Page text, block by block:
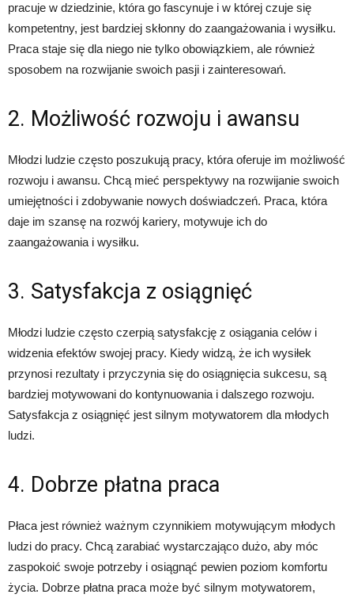
pracuje w dziedzinie, która go fascynuje i w której czuje się
kompetentny, jest bardziej skłonny do zaangażowania i wysiłku.
Praca staje się dla niego nie tylko obowiązkiem, ale również
sposobem na rozwijanie swoich pasji i zainteresowań.
2. Możliwość rozwoju i awansu
Młodzi ludzie często poszukują pracy, która oferuje im możliwość
rozwoju i awansu. Chcą mieć perspektywy na rozwijanie swoich
umiejętności i zdobywanie nowych doświadczeń. Praca, która
daje im szansę na rozwój kariery, motywuje ich do
zaangażowania i wysiłku.
3. Satysfakcja z osiągnięć
Młodzi ludzie często czerpią satysfakcję z osiągania celów i
widzenia efektów swojej pracy. Kiedy widzą, że ich wysiłek
przynosi rezultaty i przyczynia się do osiągnięcia sukcesu, są
bardziej motywowani do kontynuowania i dalszego rozwoju.
Satysfakcja z osiągnięć jest silnym motywatorem dla młodych
ludzi.
4. Dobrze płatna praca
Płaca jest również ważnym czynnikiem motywującym młodych
ludzi do pracy. Chcą zarabiać wystarczająco dużo, aby móc
zaspokoić swoje potrzeby i osiągnąć pewien poziom komfortu
życia. Dobrze płatna praca może być silnym motywatorem,